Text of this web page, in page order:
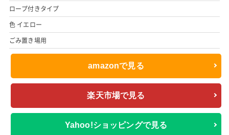
ロープ付きタイプ
色 イエロー
ごみ置き場用
amazonで見る
楽天市場で見る
Yahoo!ショッピングで見る